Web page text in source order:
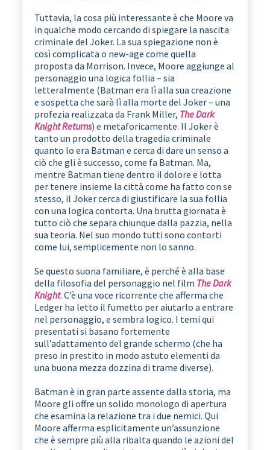
Tuttavia, la cosa più interessante è che Moore va
in qualche modo cercando di spiegare la nascita
criminale del Joker. La sua spiegazione non è
così complicata o new-age come quella
proposta da Morrison. Invece, Moore aggiunge al
personaggio una logica follia – sia
letteralmente (Batman era lì alla sua creazione
e sospetta che sarà lì alla morte del Joker – una
profezia realizzata da Frank Miller, The Dark
Knight Returns) e metaforicamente. Il Joker è
tanto un prodotto della tragedia criminale
quanto lo era Batman e cerca di dare un senso a
ciò che gli è successo, come fa Batman. Ma,
mentre Batman tiene dentro il dolore e lotta
per tenere insieme la città come ha fatto con se
stesso, il Joker cerca di giustificare la sua follia
con una logica contorta. Una brutta giornata è
tutto ciò che separa chiunque dalla pazzia, nella
sua teoria. Nel suo mondo tutti sono contorti
come lui, semplicemente non lo sanno.
Se questo suona familiare, è perché è alla base
della filosofia del personaggio nel film The Dark
Knight. C’è una voce ricorrente che afferma che
Ledger ha letto il fumetto per aiutarlo a entrare
nel personaggio, e sembra logico. I temi qui
presentati si basano fortemente
sull’adattamento del grande schermo (che ha
preso in prestito in modo astuto elementi da
una buona mezza dozzina di trame diverse).
Batman è in gran parte assente dalla storia, ma
Moore gli offre un solido monologo di apertura
che esamina la relazione tra i due nemici. Qui
Moore afferma esplicitamente un’assunzione
che è sempre più alla ribalta quando le azioni del